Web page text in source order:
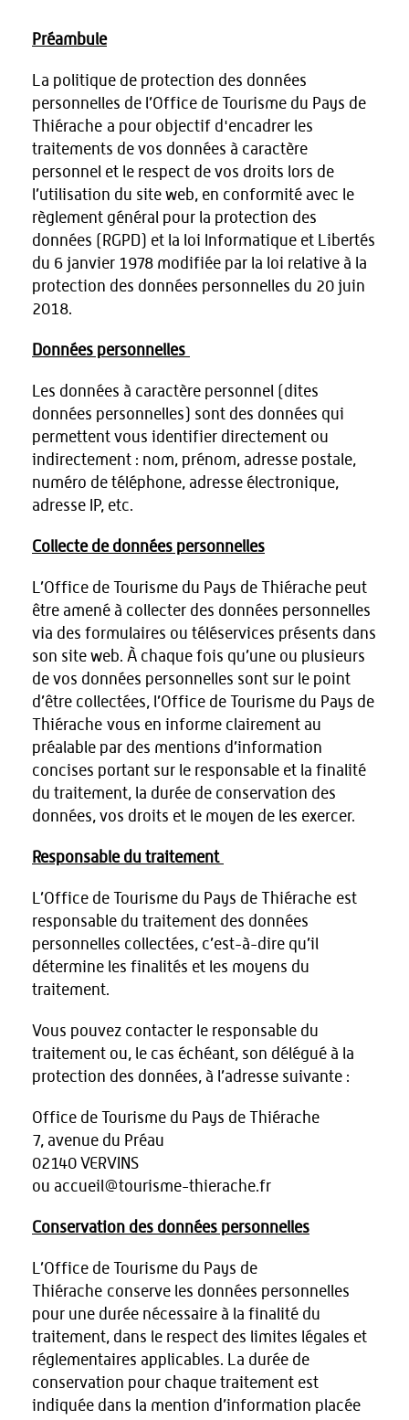
Préambule
La politique de protection des données
personnelles de l’Office de Tourisme du Pays de
Thiérache a pour objectif d'encadrer les
traitements de vos données à caractère
personnel et le respect de vos droits lors de
l’utilisation du site web, en conformité avec le
règlement général pour la protection des
données (RGPD) et la loi Informatique et Libertés
du 6 janvier 1978 modifiée par la loi relative à la
protection des données personnelles du 20 juin
2018.
Données personnelles
Les données à caractère personnel (dites
données personnelles) sont des données qui
permettent vous identifier directement ou
indirectement : nom, prénom, adresse postale,
numéro de téléphone, adresse électronique,
adresse IP, etc.
Collecte de données personnelles
L’Office de Tourisme du Pays de Thiérache peut
être amené à collecter des données personnelles
via des formulaires ou téléservices présents dans
son site web. À chaque fois qu’une ou plusieurs
de vos données personnelles sont sur le point
d’être collectées, l’Office de Tourisme du Pays de
Thiérache vous en informe clairement au
préalable par des mentions d’information
concises portant sur le responsable et la finalité
du traitement, la durée de conservation des
données, vos droits et le moyen de les exercer.
Responsable du traitement
L’Office de Tourisme du Pays de Thiérache est
responsable du traitement des données
personnelles collectées, c’est-à-dire qu’il
détermine les finalités et les moyens du
traitement.
Vous pouvez contacter le responsable du
traitement ou, le cas échéant, son délégué à la
protection des données, à l’adresse suivante :
Office de Tourisme du Pays de Thiérache
7, avenue du Préau
02140 VERVINS
ou accueil@tourisme-thierache.fr
Conservation des données personnelles
L’Office de Tourisme du Pays de
Thiérache conserve les données personnelles
pour une durée nécessaire à la finalité du
traitement, dans le respect des limites légales et
réglementaires applicables. La durée de
conservation pour chaque traitement est
indiquée dans la mention d’information placée